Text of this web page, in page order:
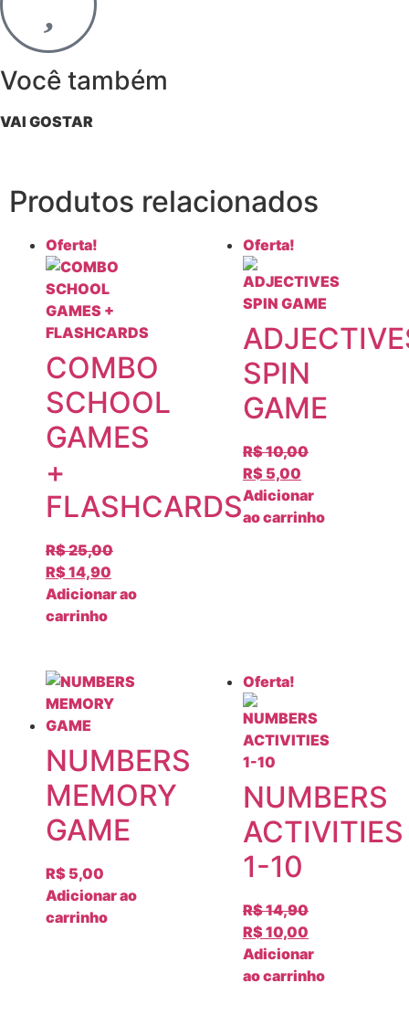
Você também
VAI GOSTAR
Produtos relacionados
Oferta!
COMBO
SCHOOL
GAMES
+
FLASHCARDS
R$25,00
R$14,90
Adicionar ao
carrinho
Oferta!
SPIN
GAME
R$10,00
R$ 5,00
Adicionar
ao carrinho
NUMBERS
MEMORY
GAME
R$ 5,00
Adicionar ao
carrinho
Oferta!
NUMBERS
ACTIVITIES
1-10
R$14,90
R$10,00
Adicionar
ao carrinho